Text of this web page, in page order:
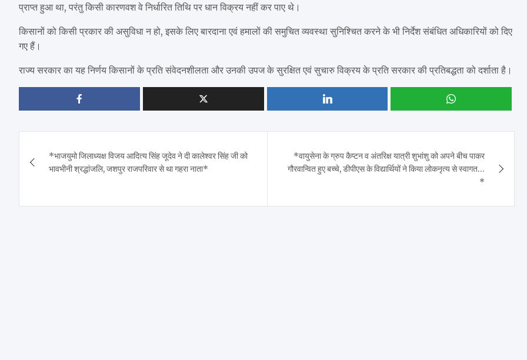
प्राप्त हुआ था, परंतु किसी कारणवश वे निर्धारित तिथि पर धान विक्रय नहीं कर पाए थे।
किसानों को किसी प्रकार की असुविधा न हो, इसके लिए बारदाना एवं हमालों की समुचित व्यवस्था सुनिश्चित करने के भी निर्देश संबंधित अधिकारियों को दिए
गए हैं।
राज्य सरकार का यह निर्णय किसानों के प्रति संवेदनशीलता और उनकी उपज के सुरक्षित एवं सुचारु विक्रय के प्रति सरकार की प्रतिबद्धता को दर्शाता है।
navigation
*भाजयुमो जिलाध्यक्ष विजय आदित्य सिंह जूदेव ने दी कालेश्वर सिंह जी को
भावभीनी श्रद्धांजलि, जशपुर राजपरिवार से था गहरा नाता*
*वायुसेना के ग्रुप कैप्टन व अंतरिक्ष यात्री शुभांशु को अपने बीच पाकर
गौरवान्वित हुए बच्चे, डीपीएस के विद्यार्थियों ने किया लोकनृत्य से स्वागत…
*